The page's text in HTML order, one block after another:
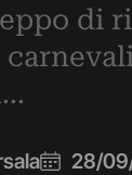
di
28/